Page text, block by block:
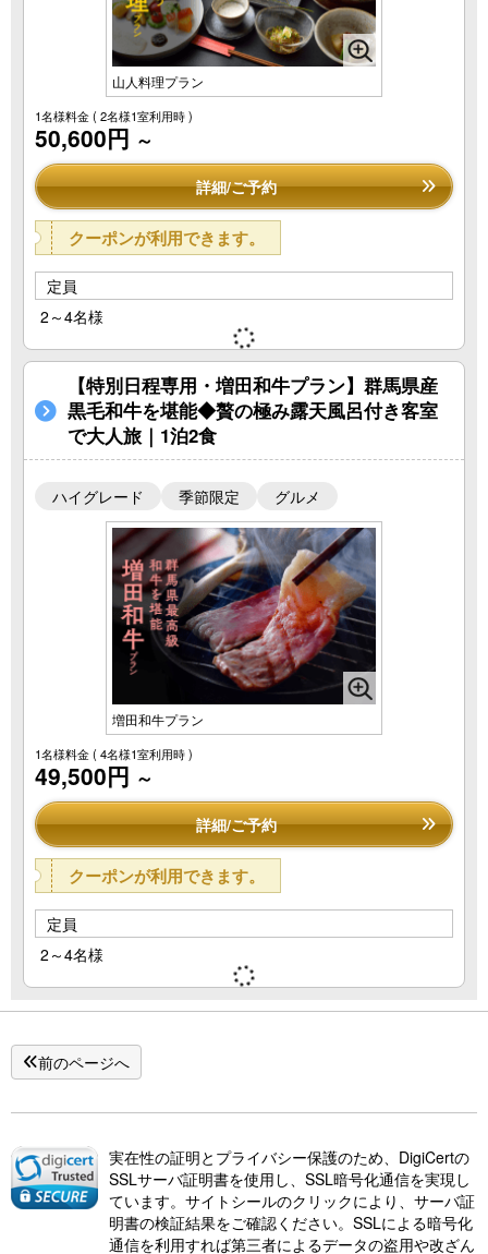
山人料理プラン
1名様料金( 2名様1室利用時 )
50,600円 ～
詳細/ご予約
クーポンが利用できます。
定員
2～4名様
【特別日程専用・増田和牛プラン】群馬県産
黒毛和牛を堪能◆贅の極み露天風呂付き客室
で大人旅｜1泊2食
ハイグレード 季節限定 グルメ
増田和牛プラン
1名様料金( 4名様1室利用時 )
49,500円 ～
詳細/ご予約
クーポンが利用できます。
定員
2～4名様
前のページへ
実在性の証明とプライバシー保護のため、DigiCertの
SSLサーバ証明書を使用し、SSL暗号化通信を実現し
ています。サイトシールのクリックにより、サーバ証
明書の検証結果をご確認ください。SSLによる暗号化
通信を利用すれば第三者によるデータの盗用や改ざん